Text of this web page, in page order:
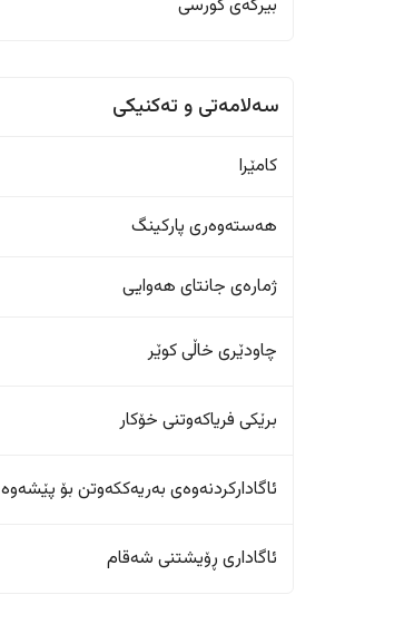
بیرگەی کورسی
سەلامەتی و تەکنیکی
کامێرا
هەستەوەری پارکینگ
ژمارەی جانتای هەوایی
چاودێری خاڵی کوێر
برێکی فریاکەوتنی خۆکار
ئاگادارکردنەوەی بەریەککەوتن بۆ پێشەوە
ئاگاداری ڕۆیشتنی شەقام